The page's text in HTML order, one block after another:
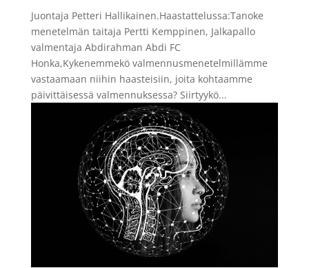
Juontaja Petteri Hallikainen.Haastattelussa:Tanoke
menetelmän taitaja Pertti Kemppinen, Jalkapallo
valmentaja Abdirahman Abdi FC
Honka,Kykenemmekö valmennusmenetelmillämme
vastaamaan niihin haasteisiin, joita kohtaamme
päivittäisessä valmennuksessa? Siirtyykö...